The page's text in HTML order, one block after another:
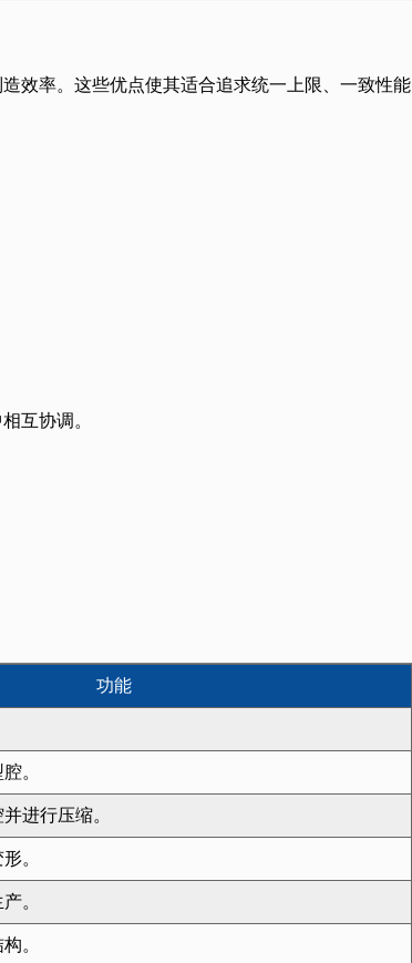
效率。这些优点使其适合追求统一上限、一致性能
互协调。
功能
。
进行压缩。
。
。
。